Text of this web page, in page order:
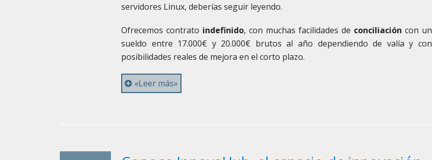
servidores Linux, deberías seguir leyendo.
Ofrecemos contrato indefinido, con muchas facilidades de conciliación con un
sueldo entre 17.000€ y 20.000€ brutos al año dependiendo de valía y con
posibilidades reales de mejora en el corto plazo.
«Leer más»